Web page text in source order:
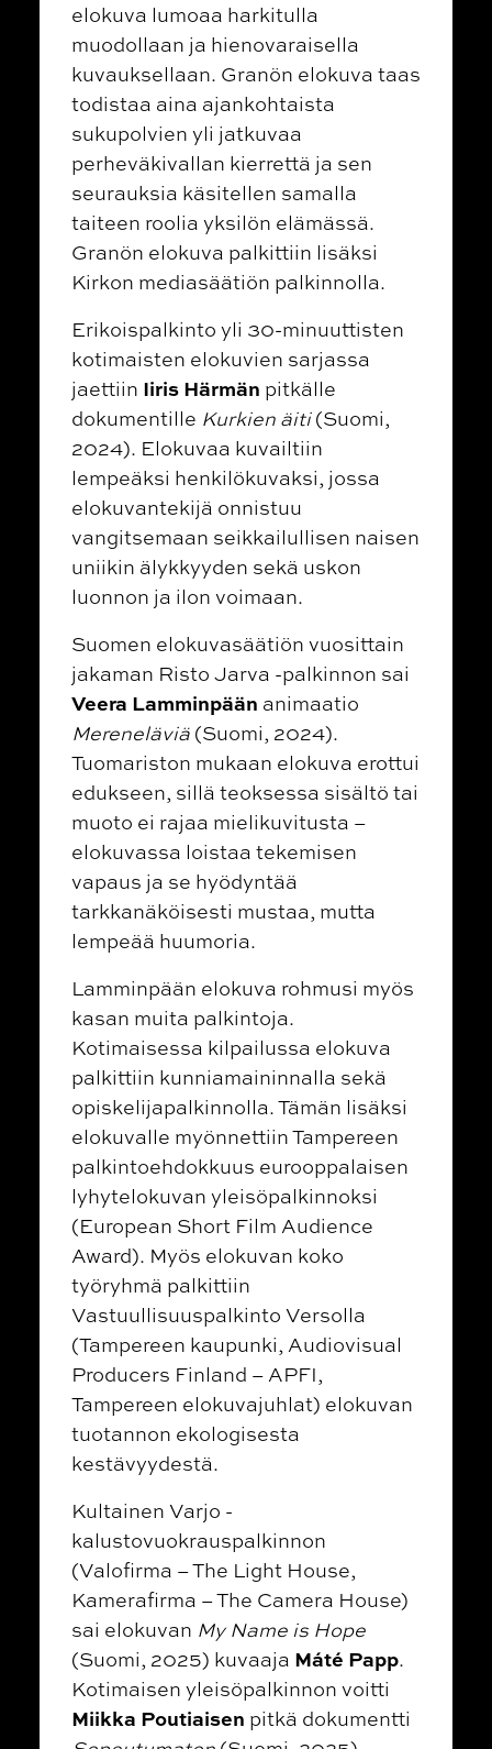
elokuva lumoaa harkitulla
muodollaan ja hienovaraisella
kuvauksellaan. Granön elokuva taas
todistaa aina ajankohtaista
sukupolvien yli jatkuvaa
perheväkivallan kierrettä ja sen
seurauksia käsitellen samalla
taiteen roolia yksilön elämässä.
Granön elokuva palkittiin lisäksi
Kirkon mediasäätiön palkinnolla.
Erikoispalkinto yli 30-minuuttisten
kotimaisten elokuvien sarjassa
jaettiin Iiris Härmän pitkälle
dokumentille Kurkien äiti(Suomi,
2024). Elokuvaa kuvailtiin
lempeäksi henkilökuvaksi, jossa
elokuvantekijä onnistuu
vangitsemaan seikkailullisen naisen
uniikin älykkyyden sekä uskon
luonnon ja ilon voimaan.
Suomen elokuvasäätiön vuosittain
jakaman Risto Jarva -palkinnon sai
Veera Lamminpään animaatio
Mereneläviä(Suomi, 2024).
Tuomariston mukaan elokuva erottui
edukseen, sillä teoksessa sisältö tai
muoto ei rajaa mielikuvitusta –
elokuvassa loistaa tekemisen
vapaus ja se hyödyntää
tarkkanäköisesti mustaa, mutta
lempeää huumoria.
Lamminpään elokuva rohmusi myös
kasan muita palkintoja.
Kotimaisessa kilpailussa elokuva
palkittiin kunniamaininnalla sekä
opiskelijapalkinnolla. Tämän lisäksi
elokuvalle myönnettiin Tampereen
palkintoehdokkuus eurooppalaisen
lyhytelokuvan yleisöpalkinnoksi
(European Short Film Audience
Award). Myös elokuvan koko
työryhmä palkittiin
Vastuullisuuspalkinto Versolla
(Tampereen kaupunki, Audiovisual
Producers Finland – APFI,
Tampereen elokuvajuhlat) elokuvan
tuotannon ekologisesta
kestävyydestä.
Kultainen Varjo -
kalustovuokrauspalkinnon
(Valofirma – The Light House,
Kamerafirma – The Camera House)
sai elokuvan My Name is Hope
(Suomi, 2025) kuvaaja Máté Papp.
Kotimaisen yleisöpalkinnon voitti
Miikka Poutiaisen pitkä dokumentti